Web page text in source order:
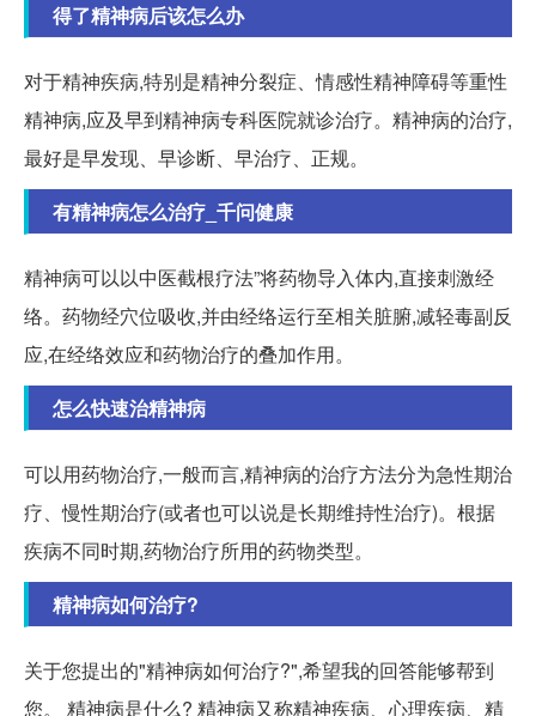
得了精神病后该怎么办
对于精神疾病,特别是精神分裂症、情感性精神障碍等重性
精神病,应及早到精神病专科医院就诊治疗。精神病的治疗,
最好是早发现、早诊断、早治疗、正规。
有精神病怎么治疗_千问健康
精神病可以以中医截根疗法”将药物导入体内,直接刺激经
络。药物经穴位吸收,并由经络运行至相关脏腑,减轻毒副反
应,在经络效应和药物治疗的叠加作用。
怎么快速治精神病
可以用药物治疗,一般而言,精神病的治疗方法分为急性期治
疗、慢性期治疗(或者也可以说是长期维持性治疗)。根据
疾病不同时期,药物治疗所用的药物类型。
精神病如何治疗?
关于您提出的"精神病如何治疗?",希望我的回答能够帮到
您。 精神病是什么? 精神病又称精神疾病、心理疾病、精